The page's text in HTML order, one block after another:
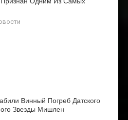
Винный Погреб Датского
Звезды Мишлен